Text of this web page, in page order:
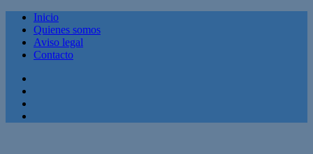
Inicio
Quienes somos
Aviso legal
Contacto